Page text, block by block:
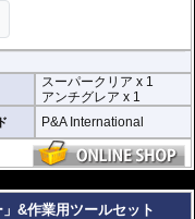
スプレイを保護します。
フィルム(スーパークリアとア
入っており
ア :
耐摩耗性が非常に高く、
フィルム。貼り付けてしまう
み、フィルムの存在がほとん
なります。
マット仕上げが施され、太
を読み取りやすくします。も
しても有効です。
スーパークリア x 1
アンチグレア x 1
P&A International
&作業用ツールセット